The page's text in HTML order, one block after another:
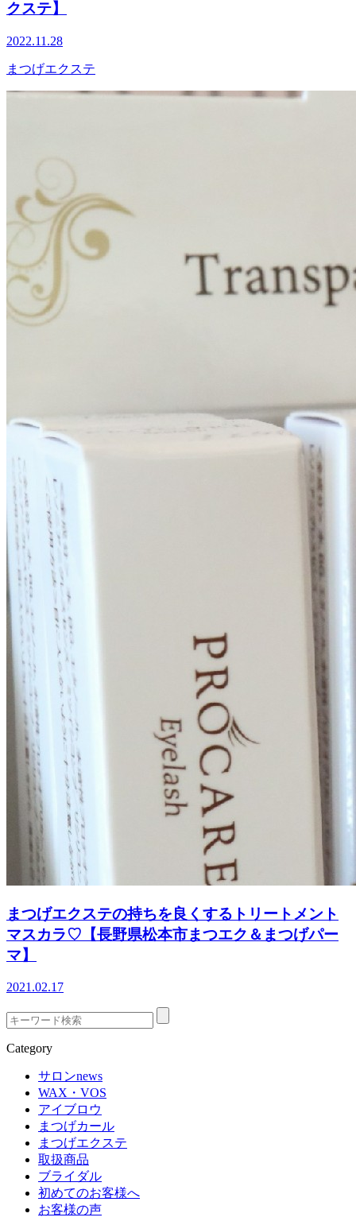
クステ】
2022.11.28
まつげエクステ
まつげエクステの持ちを良くするトリートメント
マスカラ♡【長野県松本市まつエク＆まつげパー
マ】
2021.02.17
Category
サロンnews
WAX・VOS
アイブロウ
まつげカール
まつげエクステ
取扱商品
ブライダル
初めてのお客様へ
お客様の声